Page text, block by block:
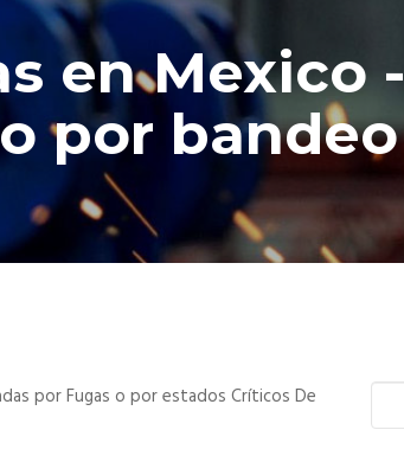
en Mexico -
por bandeo
por Fugas o por estados Críticos De